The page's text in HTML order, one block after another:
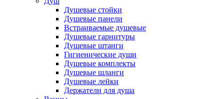
Душевые стойки
Душевые панели
Встраиваемые душевые
Душевые гарнитуры
Душевые штанги
Гигиенические души
Душевые комплекты
Душевые шланги
Душевые лейки
Держатели для душа